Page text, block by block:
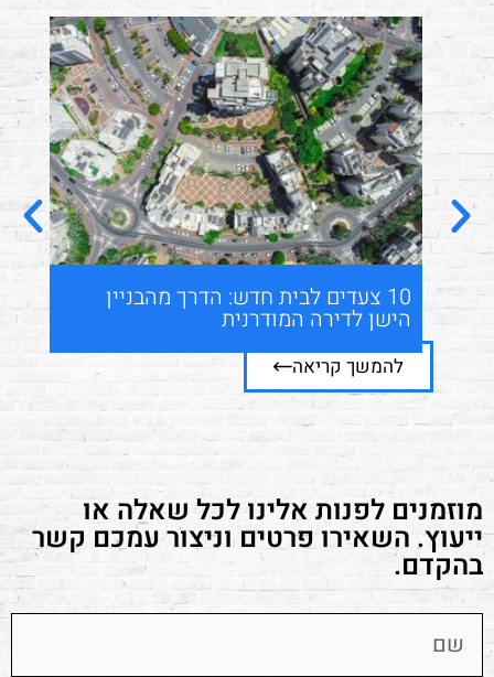
10 צעדים לבית חדש: הדרך מהבניין
הישן לדירה המודרנית
להמשך קריאה
מוזמנים לפנות אלינו לכל שאלה או
ייעוץ. השאירו פרטים וניצור עמכם קשר
בהקדם.